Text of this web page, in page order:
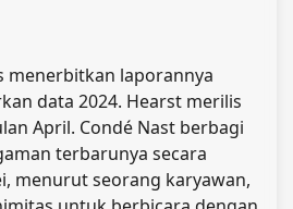
menerbitkan laporannya
data 2024. Hearst merilis
April. Condé Nast berbagi
terbarunya secara
menurut seorang karyawan,